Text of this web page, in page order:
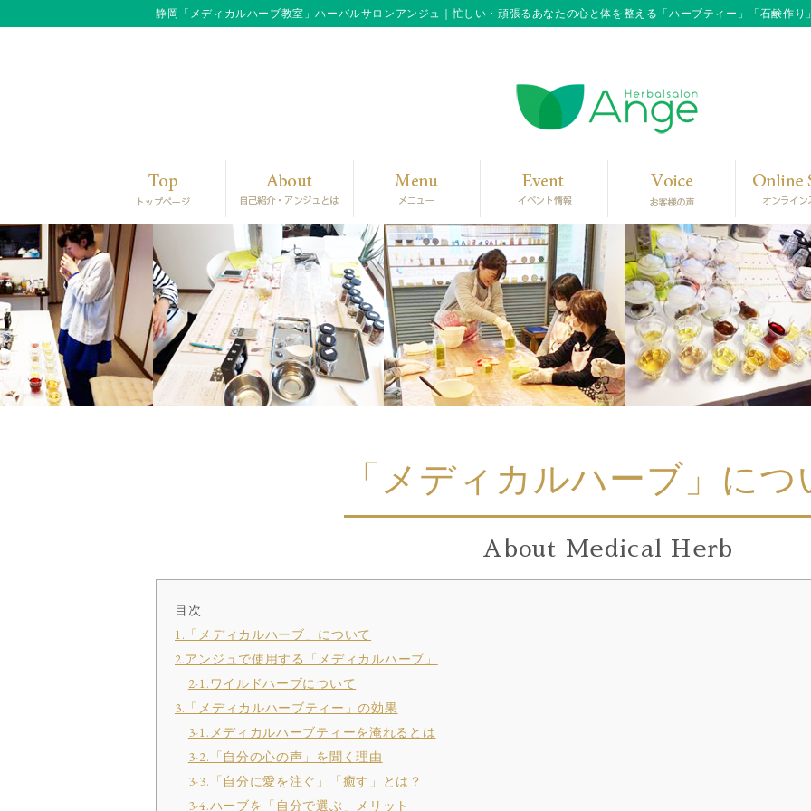
静岡「メディカルハーブ教室」ハーバルサロンアンジュ｜忙しい・頑張るあなたの心と体を整える「ハーブティー」「石鹸作
「メディカルハーブ」につ
About Medical Herb
目次
1.「メディカルハーブ」について
2.アンジュで使用する「メディカルハーブ」
2-1. ワイルドハーブについて
3.「メディカルハーブティー」の効果
3-1.メディカルハーブティーを淹れるとは
3-2.「自分の心の声」を聞く理由
3-3.「自分に愛を注ぐ」「癒す」とは？
3-4.ハーブを「自分で選ぶ」メリット